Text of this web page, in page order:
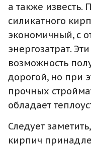
а также известь.
силикатного
экономичный, с
энергозатрат.
возможность
дорогой, но при
прочных
обладает
Следует
кирпич